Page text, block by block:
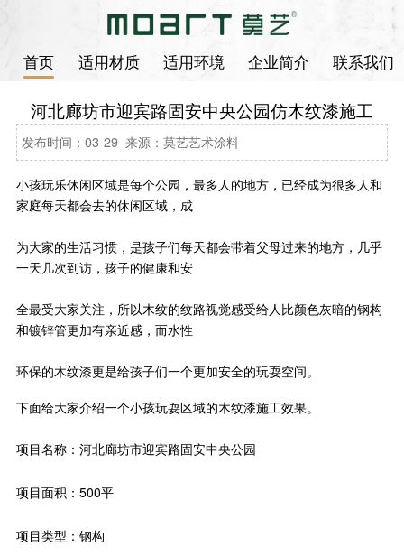
首页 适用材质 适用环境 企业简介 联系我们
河北廊坊市迎宾路固安中央公园仿木纹漆施工
发布时间：03-29 来源：莫艺艺术涂料
小孩玩乐休闲区域是每个公园，最多人的地方，已经成为很多人和
家庭每天都会去的休闲区域，成
为大家的生活习惯，是孩子们每天都会带着父母过来的地方，几乎
一天几次到访，孩子的健康和安
全最受大家关注，所以木纹的纹路视觉感受给人比颜色灰暗的钢构
和镀锌管更加有亲近感，而水性
环保的木纹漆更是给孩子们一个更加安全的玩耍空间。
下面给大家介绍一个小孩玩耍区域的木纹漆施工效果。
项目名称：河北廊坊市迎宾路固安中央公园
项目面积：500平
项目类型：钢构